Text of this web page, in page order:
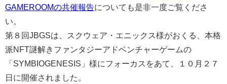
GAMEROOMの共催報告についても是非一度ご覧くださ
い。
第８回JBGSは、スクウェア・エニックス様がおくる、本格
派NFT謎解きファンタジーアドベンチャーゲームの
「SYMBIOGENESIS」様にフォーカスをあて、１０月２７
日に開催されました。